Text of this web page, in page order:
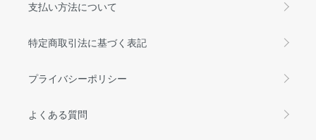
支払い方法について
特定商取引法に基づく表記
プライバシーポリシー
よくある質問